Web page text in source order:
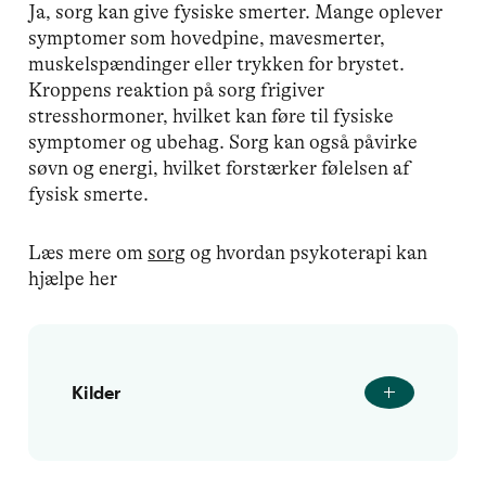
Ja, sorg kan give fysiske smerter. Mange oplever
symptomer som hovedpine, mavesmerter,
muskelspændinger eller trykken for brystet.
Kroppens reaktion på sorg frigiver
stresshormoner, hvilket kan føre til fysiske
symptomer og ubehag. Sorg kan også påvirke
søvn og energi, hvilket forstærker følelsen af
fysisk smerte.
Læs mere om sorg og hvordan psykoterapi kan
hjælpe her
Kilder